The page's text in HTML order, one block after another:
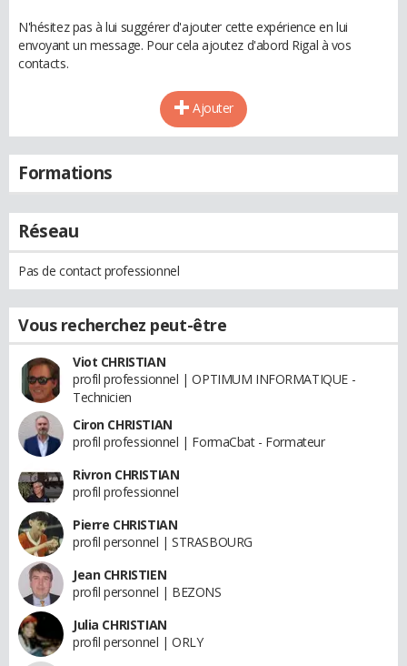
N'hésitez pas à lui suggérer d'ajouter cette expérience en lui
envoyant un message. Pour cela ajoutez d'abord Rigal à vos
contacts.
Ajouter
Formations
Réseau
Pas de contact professionnel
Vous recherchez peut-être
Viot CHRISTIAN
profil professionnel | OPTIMUM INFORMATIQUE -
Technicien
Ciron CHRISTIAN
profil professionnel | FormaCbat - Formateur
Rivron CHRISTIAN
profil professionnel
Pierre CHRISTIAN
profil personnel | STRASBOURG
Jean CHRISTIEN
profil personnel | BEZONS
Julia CHRISTIAN
profil personnel | ORLY